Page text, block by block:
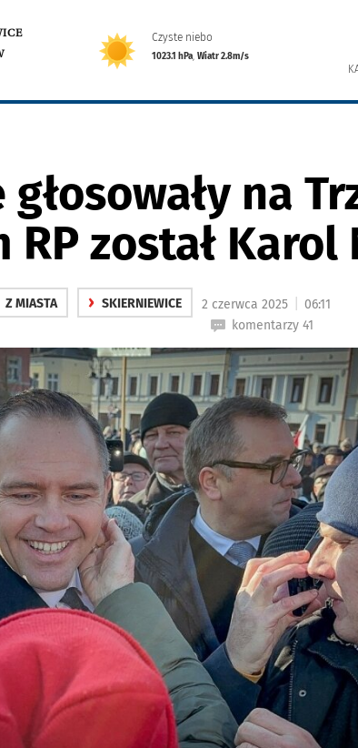
Czyste niebo
1023.1 hPa,Wiatr 2.8m/s
na
RP został Karol
Z MIASTA › SKIERNIEWICE 2 czerwca 2025
06:11
komentarzy 41